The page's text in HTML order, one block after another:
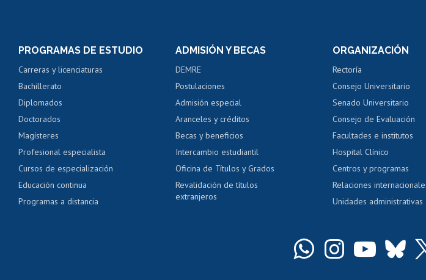
Consulta y certificado de notas
Servicio médico y dental
Pago de arancel y crédito alumnos
Pago de arancel y crédito exalumnos
Certificado de títulos y grados
Perfeccionamiento
Evaluación
Calificación
Postulación al
PROGRAMAS DE ESTUDIO
Carreras y licenciaturas
Bachillerato
Diplomados
Doctorados
Magísteres
Profesional especialista
Cursos de especialización
Educación continua
Programas a distancia
ADMISIÓN Y BECAS
DEMRE
Postulaciones
Admisión especial
Aranceles y créditos
Becas y beneficios
Intercambio estudiantil
Oficina de Títulos y Grados
Revalidación de títulos
extranjeros
ORGANIZACIÓN
Rectoría
Consejo Universitario
Senado Universitario
Consejo de Evaluación
Facultades e institutos
Hospital Clínico
Centros y programas
Relaciones
Unidades administrativas